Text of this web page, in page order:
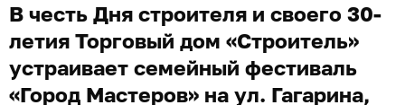
В честь Дня строителя и своего 30-
летия Торговый дом «Строитель»
устраивает семейный фестиваль
«Город Мастеров» на ул. Гагарина,